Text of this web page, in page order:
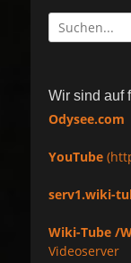
Suche
nach:
Wir sind auf
Odysee.com
YouTube
serv1.wiki-
Wiki-Tube /
Videoserver